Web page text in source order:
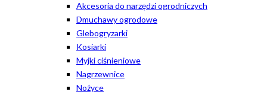
Akcesoria do narzędzi ogrodniczych
Dmuchawy ogrodowe
Glebogryzarki
Kosiarki
Myjki ciśnieniowe
Nagrzewnice
Nożyce